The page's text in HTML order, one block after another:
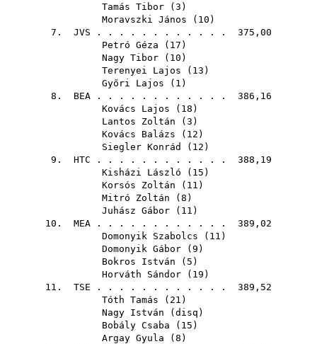
Tamás Tibor ( 3 )
Moravszki János ( 10 )
7. JVS . . . . . . . . . . . . 375,00
Petró Géza ( 17 )
Nagy Tibor ( 10 )
Terenyei Lajos ( 13 )
Győri Lajos ( 1 )
8. BEA . . . . . . . . . . . . 386,16
Kovács Lajos ( 18 )
Lantos Zoltán ( 3 )
Kovács Balázs ( 12 )
Siegler Konrád
( 12 )
9. HTC . . . . . . . . . . . . 388,19
Kisházi László ( 15 )
Korsós Zoltán ( 11 )
Mitró Zoltán ( 8 )
Juhász Gábor ( 11 )
10. MEA . . . . . . . . . . . . 389,02
Domonyik Szabolcs ( 11 )
Domonyik Gábor ( 9 )
Bokros István ( 5 )
Horváth Sándor ( 19 )
11. TSE . . . . . . . . . . . . 389,52
Tóth Tamás ( 21 )
Nagy István ( disq )
Bobály Csaba ( 15 )
Argay Gyula ( 8 )